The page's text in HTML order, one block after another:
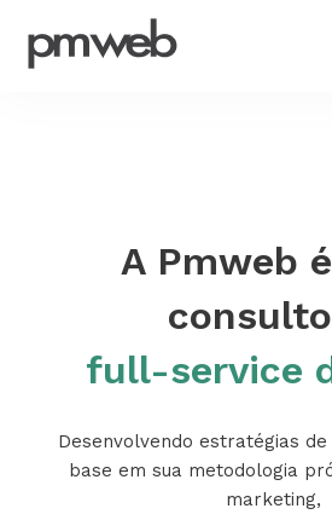
A Pmweb
full-service
Desenvolvendo estratégias de
base em sua metodologia
marketing,